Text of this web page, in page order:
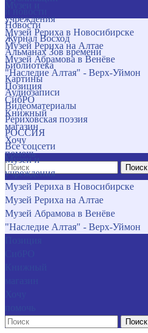
учреждения
Музей Рериха в Новосибирске
Музей Рериха на Алтае
Музей Абрамова в Венёве
"Наследие Алтая" - Верх-Уймон
Позиция
СибРО
Книжный
магазин
Хочу
помочь
Поиск
Новости
Журнал Восход
Альманах Зов времени
Библиотека
Картины
Аудиозаписи
Видеоматериалы
Рериховская поэзия
РОССИЯ
Все соцсети
Музеи и
учреждения
Музей Рериха в Новосибирске
Музей Рериха на Алтае
Музей Абрамова в Венёве
"Наследие Алтая" - Верх-Уймон
Поиск